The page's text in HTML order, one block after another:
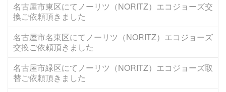
名古屋市東区にてノーリツ（NORITZ）エコジョーズ交
換ご依頼頂きました
名古屋市名東区にてノーリツ（NORITZ）エコジョーズ
交換ご依頼頂きました
名古屋市緑区にてノーリツ（NORITZ）エコジョーズ取
替ご依頼頂きました